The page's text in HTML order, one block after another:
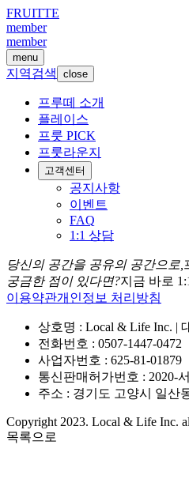
FRUITTE
member
member
menu
지역검색 close
프루떼 소개
플레이스
프룻 PICK
프룻라운지
고객센터
공지사항
이벤트
FAQ
1:1 상담
당신의 공간을 공유의 공간으로,
궁금한 점이 있다면?지금 바로
이용약관개인정보 처리방침
상호명 : Local & Life Inc. |
전화번호 : 0507-1447-0472
사업자번호 : 625-81-01879
통신판매허가번호 : 2020-
주소 : 경기도 고양시 일산
Copyright 2023. Local & Life Inc.
목록으로